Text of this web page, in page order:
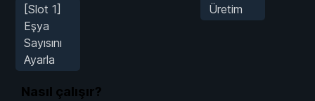
[Slot 1]
Eşya
Sayısını
Ayarla
Üretim
Nasıl çalışır?